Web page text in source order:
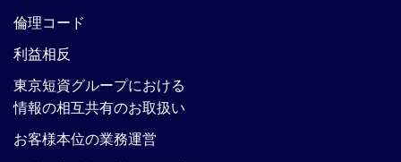
倫理コード
利益相反
東京短資グループにおける
情報の相互共有のお取扱い
お客様本位の業務運営